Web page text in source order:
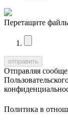
Перетащите
Отправляя
Политика в